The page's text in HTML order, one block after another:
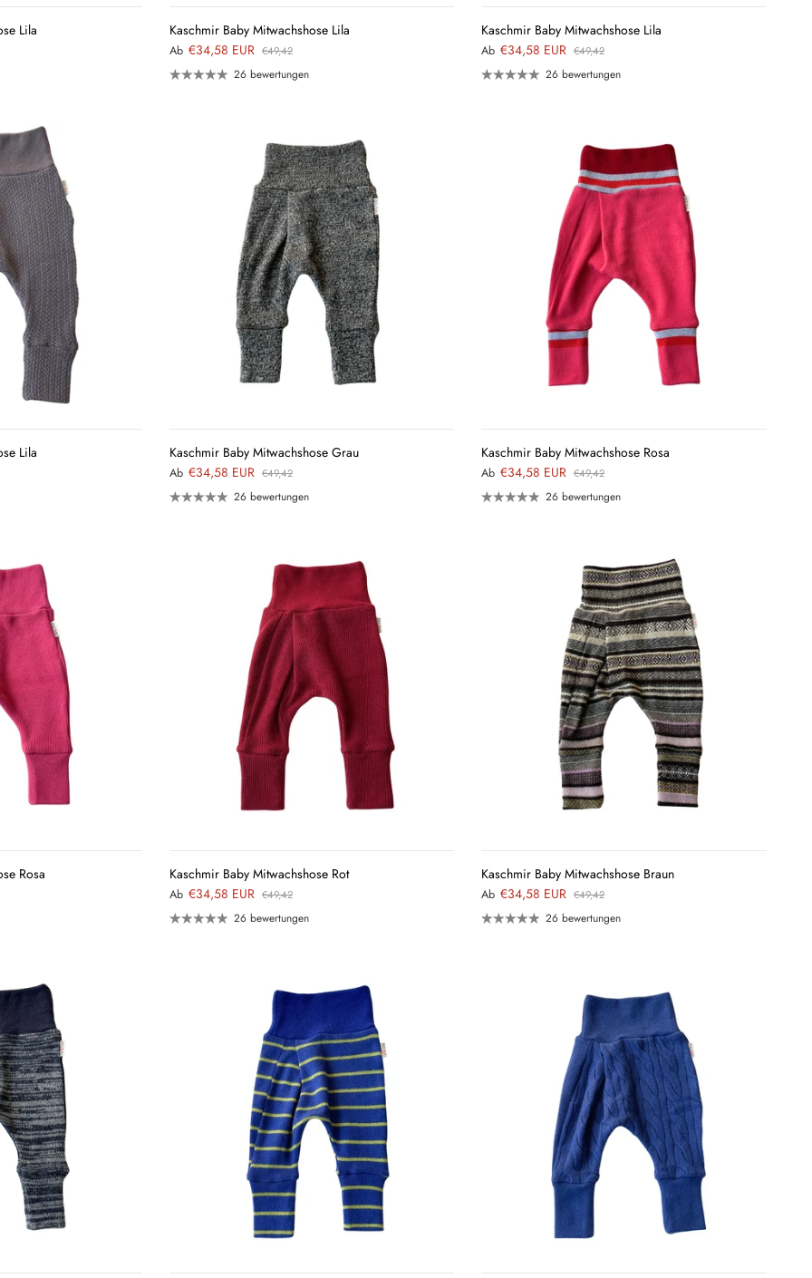
Lila Kaschmir Baby Mitwachshose Lila
Ab €34,58 EUR €49,42
26 bewertungen
Kaschmir Baby Mitwachshose Lila
Ab €34,58 EUR €49,42
26 bewertungen
Lila Kaschmir Baby Mitwachshose Grau
Ab €34,58 EUR €49,42
26 bewertungen
Kaschmir Baby Mitwachshose Rosa
Ab €34,58 EUR €49,42
26 bewertungen
Rosa Kaschmir Baby Mitwachshose Rot
Ab €34,58 EUR €49,42
26 bewertungen
Kaschmir Baby Mitwachshose Braun
Ab €34,58 EUR €49,42
26 bewertungen
Melde dich jetzt für unseren Newsletter an und erhalte einen 10%